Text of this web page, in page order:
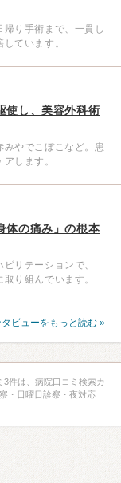
り手術まで、一貫し
ています。
使し、美容外科術
みやでこぼこなど。患
します。
体の痛み」の根本
リテーションで、
り組んでいます。
タビューをもっと読む »
件は、病院口コミ検索カ
・日曜日診察・夜対応